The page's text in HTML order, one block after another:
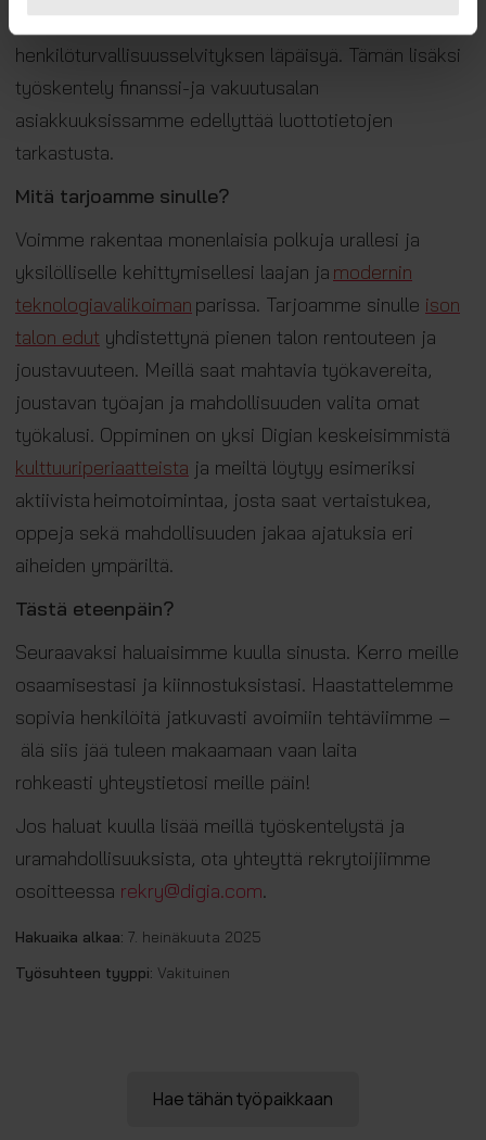
henkilöturvallisuusselvityksen läpäisyä. Tämän lisäksi
työskentely finanssi-ja vakuutusalan
asiakkuuksissamme edellyttää luottotietojen
tarkastusta.
Mitä tarjoamme sinulle?
Voimme rakentaa monenlaisia polkuja urallesi ja
yksilölliselle kehittymisellesi laajan ja modernin
teknologiavalikoiman parissa. Tarjoamme sinulle ison
talon edut yhdistettynä pienen talon rentouteen ja
joustavuuteen. Meillä saat mahtavia työkavereita,
joustavan työajan ja mahdollisuuden valita omat
työkalusi. Oppiminen on yksi Digian keskeisimmistä
kulttuuriperiaatteista ja meiltä löytyy esimeriksi
aktiivista heimotoimintaa, josta saat vertaistukea,
oppeja sekä mahdollisuuden jakaa ajatuksia eri
aiheiden ympäriltä.
Tästä eteenpäin?
Seuraavaksi haluaisimme kuulla sinusta. Kerro meille
osaamisestasi ja kiinnostuksistasi. Haastattelemme
sopivia henkilöitä jatkuvasti avoimiin tehtäviimme –
älä siis jää tuleen makaamaan vaan laita
rohkeasti yhteystietosi meille päin!
Jos haluat kuulla lisää meillä työskentelystä ja
uramahdollisuuksista, ota yhteyttä rekrytoijiimme
osoitteessa rekry@digia.com.
Hakuaika alkaa: 7. heinäkuuta 2025
Työsuhteen tyyppi: Vakituinen
Hae tähän työpaikkaan